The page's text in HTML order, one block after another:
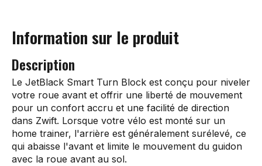
Information sur le produit
Description
Le JetBlack Smart Turn Block est conçu pour niveler
votre roue avant et offrir une liberté de mouvement
pour un confort accru et une facilité de direction
dans Zwift. Lorsque votre vélo est monté sur un
home trainer, l'arrière est généralement surélevé, ce
qui abaisse l'avant et limite le mouvement du guidon
avec la roue avant au sol.